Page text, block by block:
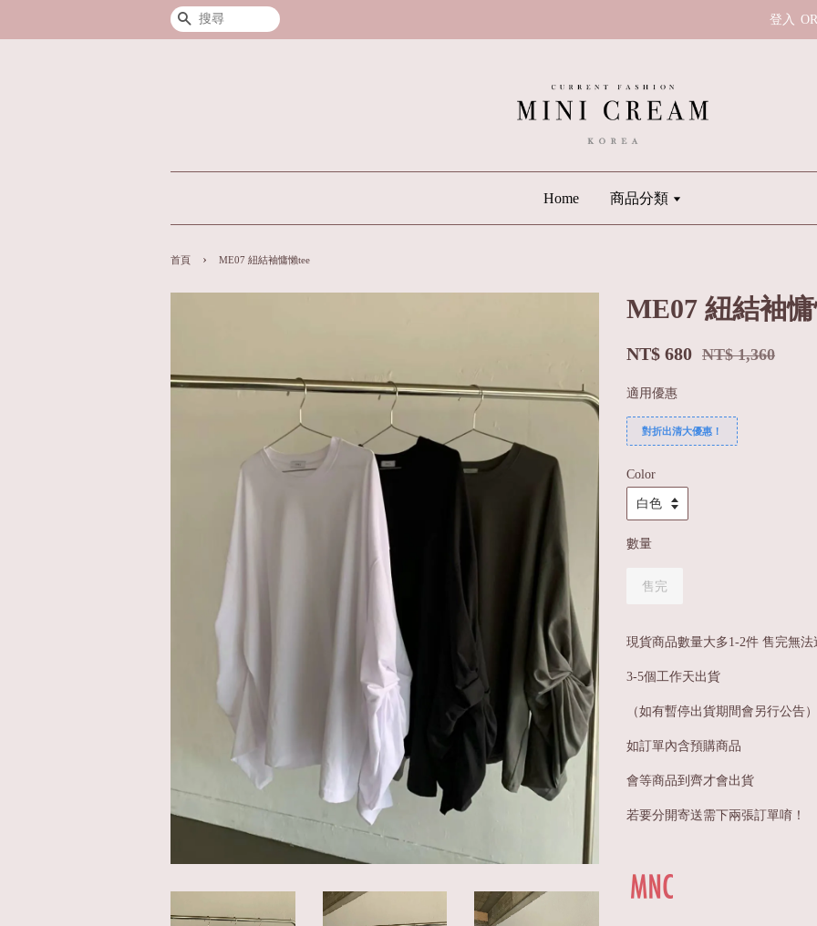
搜尋 登入 OR
Home 商品分類
首頁 › ME07 紐結袖慵懶tee
ME07 紐結袖
NT$ 680 NT$ 1,360
適用優惠
對折出清大優惠！
Color
數量
售完
現貨商品數量大多1-2件 售完無法
3-5個工作天出貨
（如有暫停出貨期間會另行公告）
如訂單內含預購商品
會等商品到齊才會出貨
若要分開寄送需下兩張訂單唷！